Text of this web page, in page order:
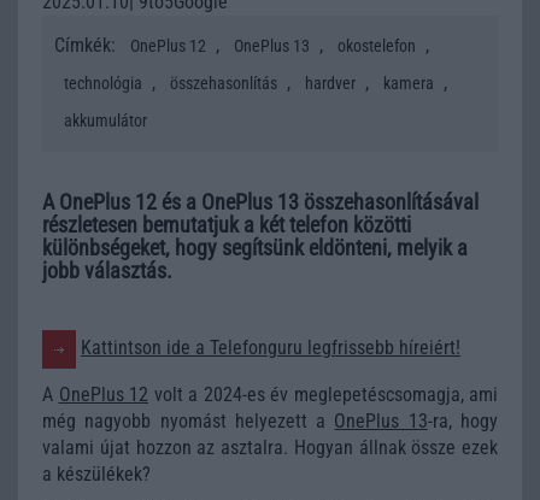
Címkék:
OnePlus 12 , OnePlus 13 , okostelefon ,
technológia , összehasonlítás , hardver , kamera ,
akkumulátor
A OnePlus 12 és a OnePlus 13 összehasonlításával
részletesen bemutatjuk a két telefon közötti
különbségeket, hogy segítsünk eldönteni, melyik a
jobb választás.
Kattintson ide a Telefonguru legfrissebb híreiért!
A OnePlus 12 volt a 2024-es év meglepetéscsomagja, ami
még nagyobb nyomást helyezett a OnePlus 13-ra, hogy
valami újat hozzon az asztalra. Hogyan állnak össze ezek
a készülékek?